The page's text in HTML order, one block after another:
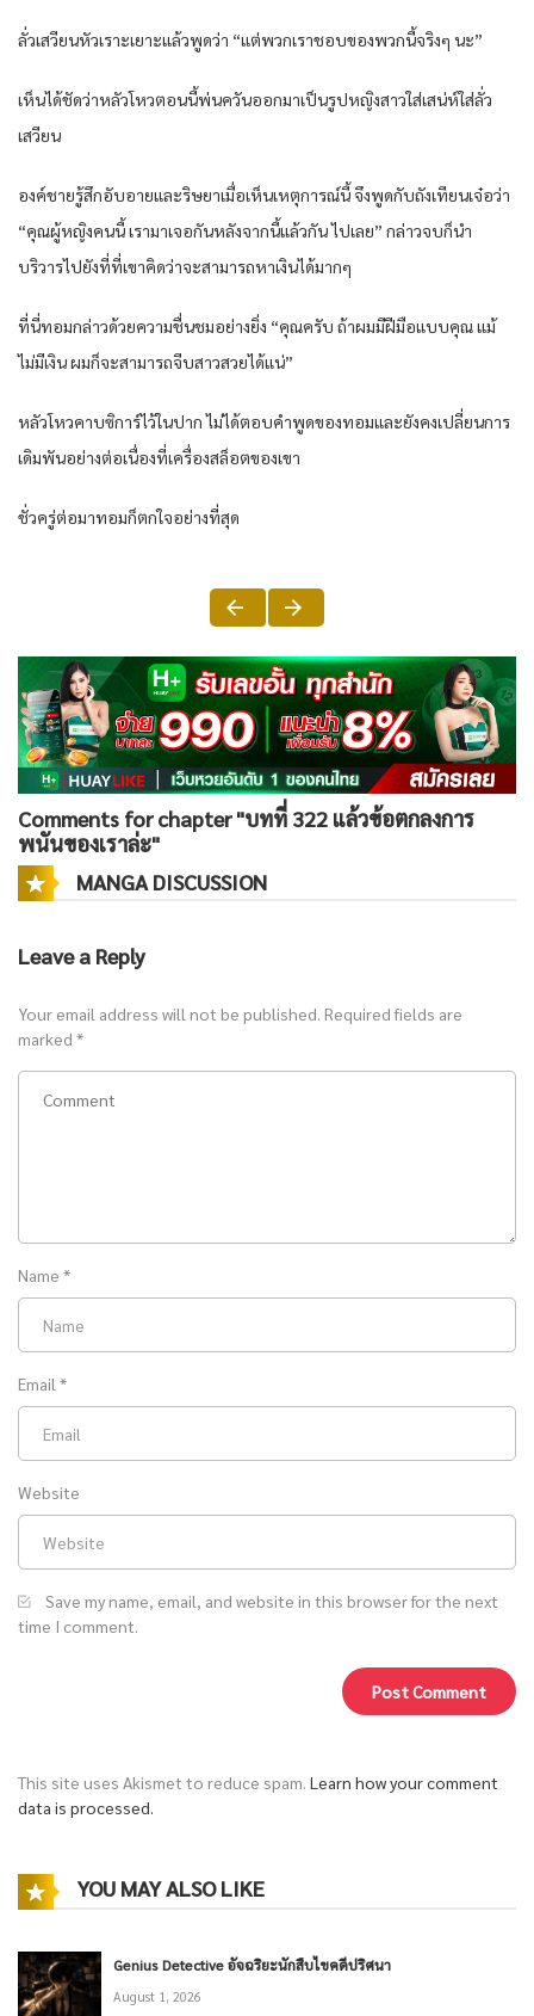
ลั่วเสวียนหัวเราะเยาะแล้วพูดว่า “แต่พวกเราชอบของพวกนี้จริงๆ นะ”
เห็นได้ชัดว่าหลัวโหวตอนนี้พ่นควันออกมาเป็นรูปหญิงสาวใส่เสน่ห์ใส่ลั่ว
เสวียน
องค์ชายรู้สึกอับอายและริษยาเมื่อเห็นเหตุการณ์นี้ จึงพูดกับถังเทียนเจ๋อว่า
“คุณผู้หญิงคนนี้ เรามาเจอกันหลังจากนี้แล้วกัน ไปเลย” กล่าวจบก็นำ
บริวารไปยังที่ที่เขาคิดว่าจะสามารถหาเงินได้มากๆ
ที่นี่ทอมกล่าวด้วยความชื่นชมอย่างยิ่ง “คุณครับ ถ้าผมมีฝีมือแบบคุณ แม้
ไม่มีเงิน ผมก็จะสามารถจีบสาวสวยได้แน่”
หลัวโหวคาบซิการ์ไว้ในปาก ไม่ได้ตอบคำพูดของทอมและยังคงเปลี่ยนการ
เดิมพันอย่างต่อเนื่องที่เครื่องสล็อตของเขา
ชั่วครู่ต่อมาทอมก็ตกใจอย่างที่สุด
Comments for chapter "บทที่ 322 แล้วข้อตกลงการ
พนันของเราล่ะ"
MANGA DISCUSSION
Leave a Reply
Your email address will not be published. Required fields are
marked *
Name *
Email *
Website
Save my name, email, and website in this browser for the next
time I comment.
This site uses Akismet to reduce spam. Learn how your comment
data is processed.
YOU MAY ALSO LIKE
Genius Detective อัจฉริยะนักสืบไขคดีปริศนา
August 1, 2026